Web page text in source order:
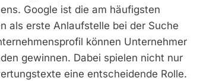
Google ist die am häufigsten
als erste Anlaufstelle bei der Suche
können Unternehmer
gewinnen. Dabei spielen nicht nur
eine entscheidende Rolle.